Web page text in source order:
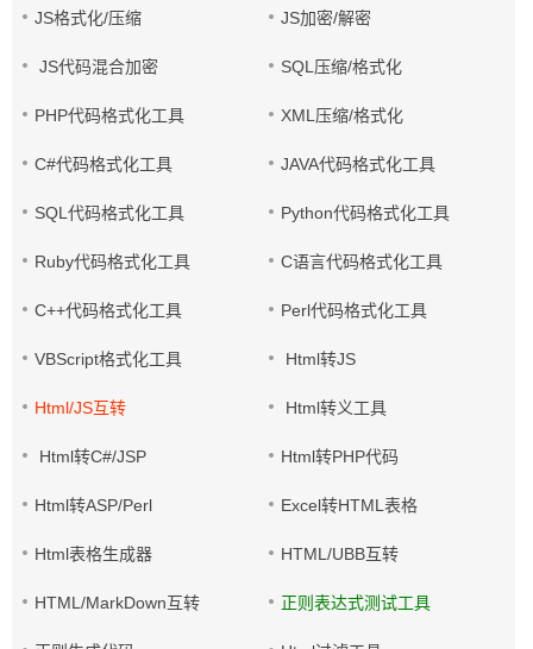
JS格式化/压缩 JS加密/解密
JS代码混合加密 SQL压缩/格式化
PHP代码格式化工具 XML压缩/格式化
C#代码格式化工具 JAVA代码格式化工具
SQL代码格式化工具 Python代码格式化工具
Ruby代码格式化工具 C语言代码格式化工具
C++代码格式化工具 Perl代码格式化工具
VBScript格式化工具 Html转JS
Html/JS互转 Html转义工具
Html转C#/JSP Html转PHP代码
Html转ASP/Perl Excel转HTML表格
Html表格生成器 HTML/UBB互转
HTML/MarkDown互转 正则表达式测试工具